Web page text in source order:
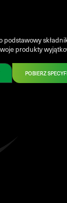
podstawowy
produkty
POBIERZ